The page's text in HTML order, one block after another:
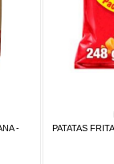
-
PATATAS